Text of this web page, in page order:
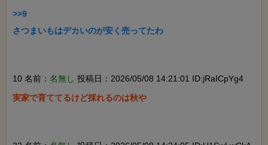
>>9
さつまいもはデカいのが安く売ってたわ
10 名前： 名無し 投稿日：2026/05/08 14:21:01 ID:jRaICpYg4
実家で育ててるけど採れるのは秋や